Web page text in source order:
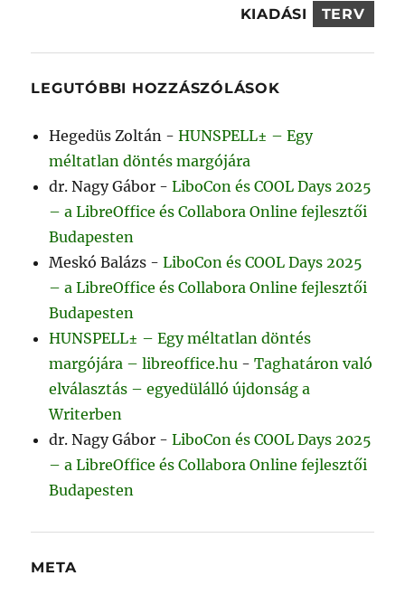
KIADÁSI TERV
LEGUTÓBBI HOZZÁSZÓLÁSOK
Hegedüs Zoltán -HUNSPELL± – Egy
méltatlan döntés margójára
dr. Nagy Gábor -LiboCon és COOL Days 2025
– a LibreOffice és Collabora Online fejlesztői
Budapesten
Meskó Balázs -LiboCon és COOL Days 2025
– a LibreOffice és Collabora Online fejlesztői
Budapesten
HUNSPELL± – Egy méltatlan döntés
margójára – libreoffice.hu -Taghatáron való
elválasztás – egyedülálló újdonság a
Writerben
dr. Nagy Gábor -LiboCon és COOL Days 2025
– a LibreOffice és Collabora Online fejlesztői
Budapesten
META